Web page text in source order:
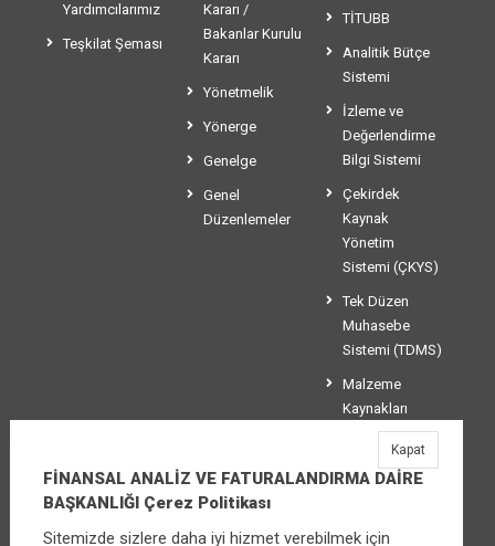
Yardımcılarımız
Teşkilat Şeması
Kararı /
Bakanlar Kurulu
Kararı
Yönetmelik
Yönerge
Genelge
Genel
Düzenlemeler
TİTUBB
Analitik Bütçe
Sistemi
İzleme ve
Değerlendirme
Bilgi Sistemi
Çekirdek
Kaynak
Yönetim
Sistemi (ÇKYS)
Tek Düzen
Muhasebe
Sistemi (TDMS)
Malzeme
Kaynakları
Yönetim
Sistemi (MKYS)
FİNANSAL ANALİZ VE FATURALANDIRMA DAİRE
BAŞKANLIĞI Çerez Politikası
Sitemizde sizlere daha iyi hizmet verebilmek için
Kapat